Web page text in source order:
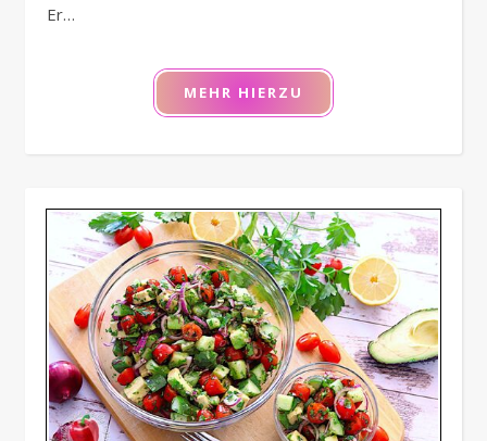
Er…
MEHR HIERZU